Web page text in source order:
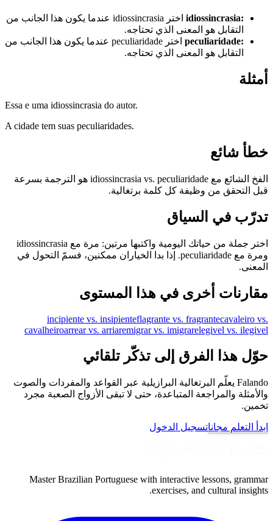
idiossincrasia:
اختر idiossincrasia عندما يكون هذا الجانب من
التقابل هو المعنى الذي تحتاجه.
peculiaridade:
اختر peculiaridade عندما يكون هذا الجانب من
التقابل هو المعنى الذي تحتاجه.
أمثلة
Essa e uma idiossincrasia do autor.
A cidade tem suas peculiaridades.
خطأ شائع
الفخ الشائع مع idiossincrasia vs. peculiaridade هو الترجمة بسرعة
قبل التحقق من وظيفة كل كلمة برتغالية.
تدرّب في السياق
اختر جملة من حياتك اليومية واكتبها مرتين: مرة مع idiossincrasia
ومرة مع peculiaridade. إذا بدا الخياران ممكنين، فسمّ التحول في
المعنى.
مقارنات أخرى في هذا المستوى
incipiente vs. insipienteflagrante vs. fragrantecavaleiro vs.
cavalheiroarrear vs. arriaremigrar vs. imigrarelegivel vs. ilegivel
حوّل هذا الفرق إلى تذكّر تلقائي
Falando يعلّم البرتغالية البرازيلية عبر القواعد والمفردات والصوت
والأمثلة والمراجعة المتباعدة، حتى لا تبقى الأزواج الصعبة مجرد
تخمين.
ابدأ التعلم مجاناتسجيل الدخول
Master Brazilian Portuguese with interactive lessons, grammar
exercises, and cultural insights.